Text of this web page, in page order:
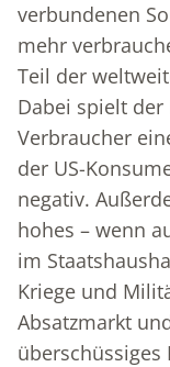
verbundenen
mehr
Teil der
Dabei spielt
Verbraucher
der US-
negativ.
hohes – wenn
im
Kriege und
Absatzmarkt
überschüssiges